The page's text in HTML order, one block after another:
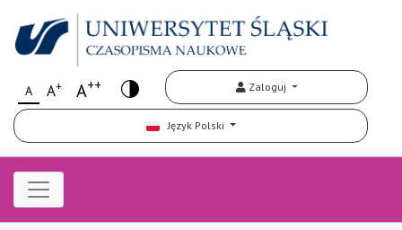
A A+ A++ Zaloguj
Język Polski